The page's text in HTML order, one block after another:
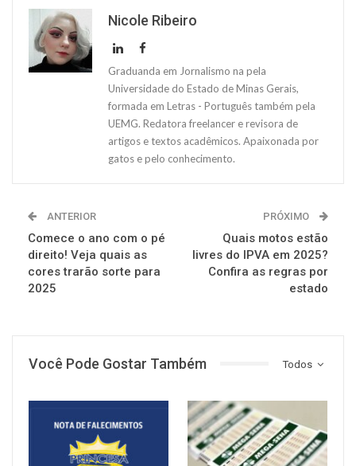
Nicole Ribeiro
Graduanda em Jornalismo na pela
Universidade do Estado de Minas Gerais,
formada em Letras - Português também pela
UEMG. Redatora freelancer e revisora de
artigos e textos acadêmicos. Apaixonada por
gatos e pelo conhecimento.
ANTERIOR
Comece o ano com o pé
direito! Veja quais as
cores trarão sorte para
2025
PRÓXIMO
Quais motos estão
livres do IPVA em 2025?
Confira as regras por
estado
Todos
Você Pode Gostar Também
NOTÍCIAS